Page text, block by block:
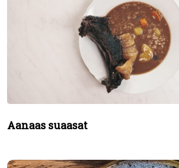
Aanaas suaasat